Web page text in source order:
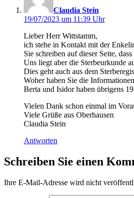
Claudia Stein
19/07/2023 um 11:39 Uhr
Lieber Herr Wittstamm,
ich stehe in Kontakt mit der
Sie schreiben auf dieser Seite,
Uns liegt aber die Sterbeurkunde
Dies geht auch aus dem
Woher haben Sie die
Berta und Isidor haben übrigens
Vielen Dank schon einmal im
Viele Grüße aus Oberhausen
Claudia Stein
Antworten
Schreiben Sie einen
Ihre E-Mail-Adresse wird nicht